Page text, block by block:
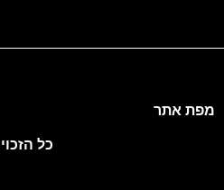
מפת אתר
כל